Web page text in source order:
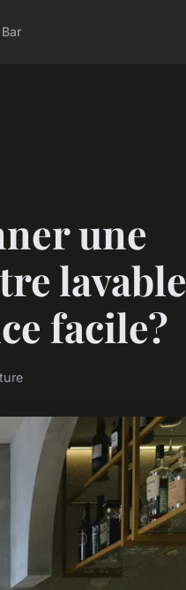
une
lavable
facile?